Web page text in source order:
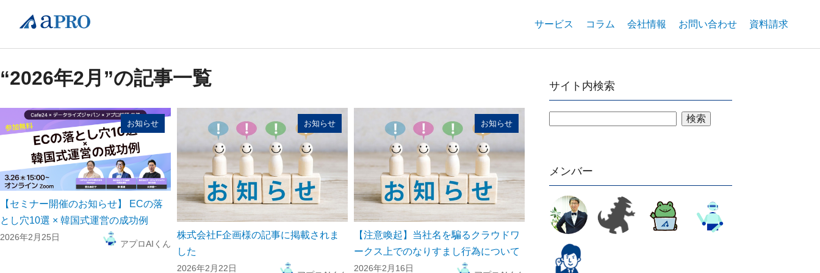
サービス コラム 会社情報 お問い合わせ 資料請求
“2026年2月”の記事一覧
お知らせ
【セミナー開催のお知らせ】 ECの落
とし穴10選 × 韓国式運営の成功例
2026年2月25日
アプロAIくん
お知らせ
株式会社F企画様の記事に掲載されま
した
2026年2月22日
お知らせ
【注意喚起】当社名を騙るクラウドワ
ークス上でのなりすまし行為について
2026年2月16日
サイト内検索
検索
メンバー